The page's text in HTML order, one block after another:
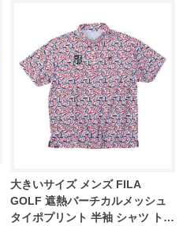
大きいサイズ メンズ FILA
GOLF 遮熱バーチカルメッシュ
タイポプリント 半袖 シャツ トリ